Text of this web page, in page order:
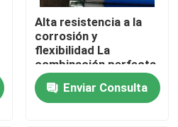
Alta resistencia a la
corrosión y
flexibilidad La
combinación perfecta
en el tubo compuesto
de polietileno y
aluminio
Enviar Consulta